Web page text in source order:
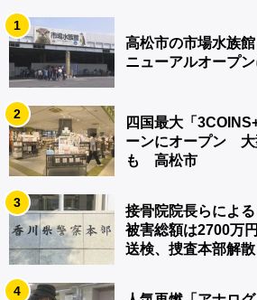
1
高松市の市場水族
ニューアルオープ
2
四国最大「
ーンにオープン 大
も 高松市
3
接骨院院長らによ
被害総額は2700万
送検、捜査本部解散
4